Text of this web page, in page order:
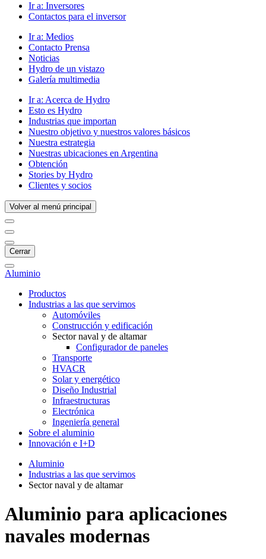
Ir a: Inversores
Contactos para el inversor
Ir a: Medios
Contacto Prensa
Noticias
Hydro de un vistazo
Galería multimedia
Ir a: Acerca de Hydro
Esto es Hydro
Industrias que importan
Nuestro objetivo y nuestros valores básicos
Nuestra estrategia
Nuestras ubicaciones en Argentina
Obtención
Stories by Hydro
Clientes y socios
Volver al menú principal
Cerrar
Aluminio
Productos
Industrias a las que servimos
Automóviles
Construcción y edificación
Sector naval y de altamar
Configurador de paneles
Transporte
HVACR
Solar y energético
Diseño Industrial
Infraestructuras
Electrónica
Ingeniería general
Sobre el aluminio
Innovación e I+D
Aluminio
Industrias a las que servimos
Sector naval y de altamar
Aluminio para aplicaciones
navales modernas